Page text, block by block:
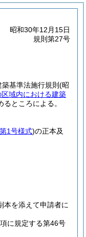
昭和30年12月15日
規則第27号
築基準法施行規則 (昭
域内における建築
ところによる。
第1号様式)の正本及
本を添えて申請者に
に規定する第46号